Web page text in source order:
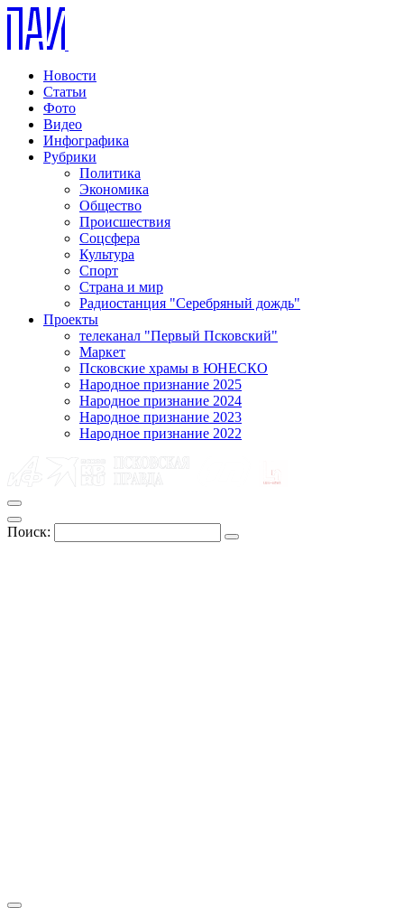
Новости
Статьи
Фото
Видео
Инфографика
Рубрики
Политика
Экономика
Общество
Происшествия
Соцсфера
Культура
Спорт
Страна и мир
Радиостанция "Серебряный дождь"
Проекты
телеканал "Первый Псковский"
Маркет
Псковские храмы в ЮНЕСКО
Народное признание 2025
Народное признание 2024
Народное признание 2023
Народное признание 2022
Поиск: